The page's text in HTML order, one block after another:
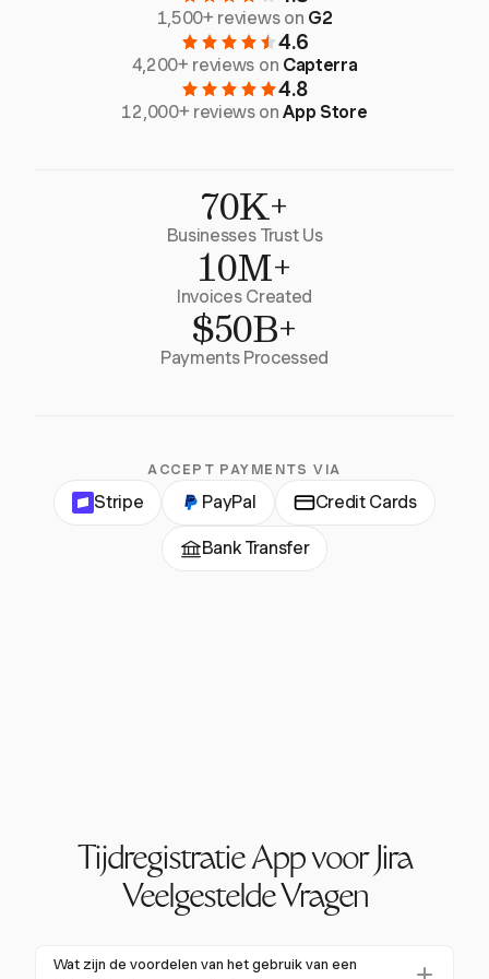
1,500+ reviews on G2
4.6
4,200+ reviews on Capterra
4.8
12,000+ reviews onApp Store
70K+
Businesses Trust Us
10M+
Invoices Created
$50B+
Payments Processed
ACCEPT PAYMENTS VIA
Stripe PayPal Credit Cards
Bank Transfer
Tijdregistratie App voor Jira
Veelgestelde Vragen
Wat zijn de voordelen van het gebruik van een